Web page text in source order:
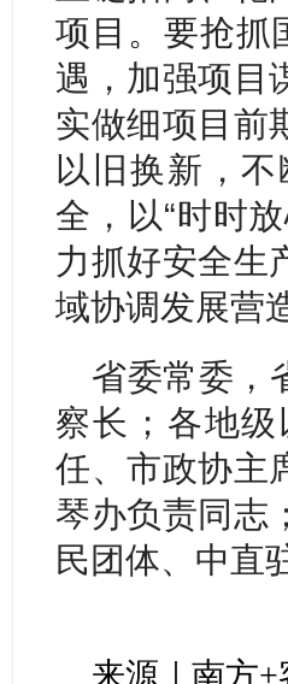
项目。要抢抓
遇，加强项目
实做细项目前
以旧换新，
全，以“时时
力抓好安全生
域协调发展营
省委常委，
察长；各地
任、市政协主
琴办负责同志
民团体、中直
来源｜南方+